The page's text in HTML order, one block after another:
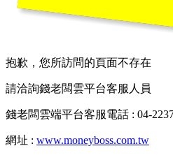
抱歉，您所訪問的頁面不存在
請洽詢錢老闆雲平台客服人員
錢老闆雲端平台客服電話 : 04-
網址 : www.moneyboss.com.tw